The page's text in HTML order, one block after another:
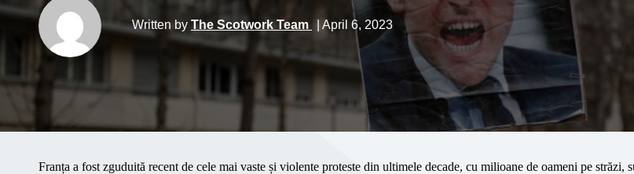
Written by The Scotwork Team | April 6, 2023
Franța a fost zguduită recent de cele mai vaste și violente proteste din ultimele decade, cu milioane de oameni pe străzi,